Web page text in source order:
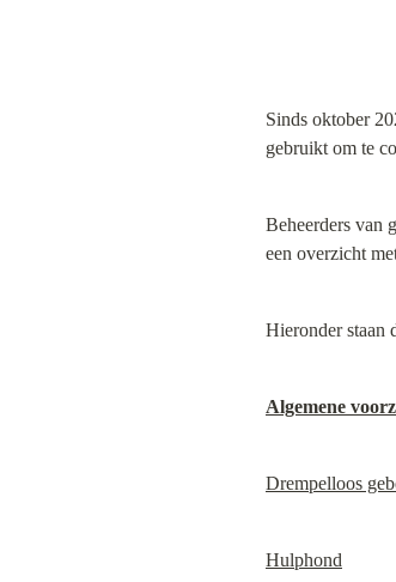
Sinds oktober
gebruikt om te
Beheerders van
een overzicht
Hieronder staan
Algemene
Drempelloos
Hulphond